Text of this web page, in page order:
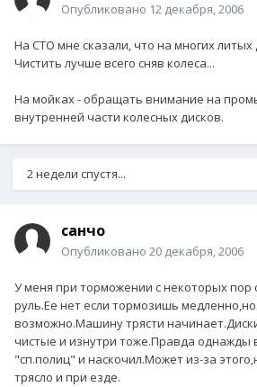
Опубликовано 12 декабря, 2006
На СТО мне сказали, что на многих литых
Чистить лучше всего сняв колеса...
На мойках - обращать внимание на
внутренней части колесных дисков.
2 недели спустя...
санчо
Опубликовано 20 декабря, 2006
У меня при торможении с некоторых пор
руль.Ее нет если тормозишь медленно,но
возможно.Машину трясти
чистые и изнутри тоже.Правда однажды
"сп.полиц" и наскочил.Может из-за
трясло и при езде.